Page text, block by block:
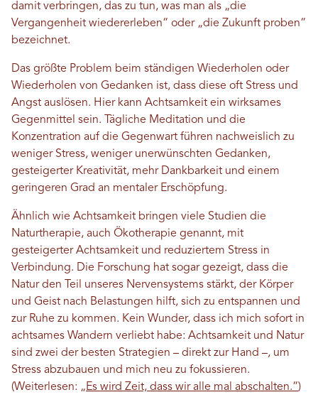
damit verbringen, das zu tun, was man als „die
Vergangenheit wiedererleben“ oder „die Zukunft proben“
bezeichnet.
Das größte Problem beim ständigen Wiederholen oder
Wiederholen von Gedanken ist, dass diese oft Stress und
Angst auslösen. Hier kann Achtsamkeit ein wirksames
Gegenmittel sein. Tägliche Meditation und die
Konzentration auf die Gegenwart führen nachweislich zu
weniger Stress, weniger unerwünschten Gedanken,
gesteigerter Kreativität, mehr Dankbarkeit und einem
geringeren Grad an mentaler Erschöpfung.
Ähnlich wie Achtsamkeit bringen viele Studien die
Naturtherapie, auch Ökotherapie genannt, mit
gesteigerter Achtsamkeit und reduziertem Stress in
Verbindung. Die Forschung hat sogar gezeigt, dass die
Natur den Teil unseres Nervensystems stärkt, der Körper
und Geist nach Belastungen hilft, sich zu entspannen und
zur Ruhe zu kommen. Kein Wunder, dass ich mich sofort in
achtsames Wandern verliebt habe: Achtsamkeit und Natur
sind zwei der besten Strategien – direkt zur Hand –, um
Stress abzubauen und mich neu zu fokussieren.
(Weiterlesen: „Es wird Zeit, dass wir alle mal abschalten.“)